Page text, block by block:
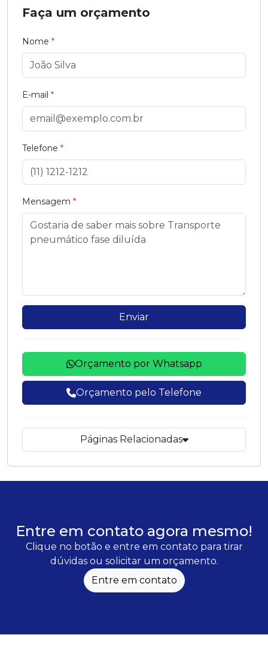
Faça um orçamento
Nome *
E-mail *
Telefone *
Mensagem *
Enviar
Orçamento por Whatsapp
Orçamento pelo Telefone
Páginas Relacionadas
Entre em contato agora mesmo!
Clique no botão e entre em contato para tirar
dúvidas ou solicitar um orçamento.
Entre em contato